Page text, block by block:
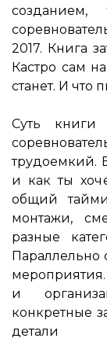
созданием,
2017. Книга
Кастро сам
станет. И что
Суть книги
трудоемкий.
и как ты
общий
монтажи,
разные
Параллельно
и
конкретные
детали